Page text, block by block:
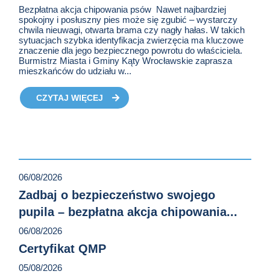
Bezpłatna akcja chipowania psów Nawet najbardziej
spokojny i posłuszny pies może się zgubić – wystarczy
chwila nieuwagi, otwarta brama czy nagły hałas. W takich
sytuacjach szybka identyfikacja zwierzęcia ma kluczowe
znaczenie dla jego bezpiecznego powrotu do właściciela.
Burmistrz Miasta i Gminy Kąty Wrocławskie zaprasza
mieszkańców do udziału w...
CZYTAJ WIĘCEJ
O AKTUALNOŚCI POD
TYTUŁEM ZADBAJ O
06/08/2026
Zadbaj o bezpieczeństwo swojego
pupila – bezpłatna akcja chipowania...
06/08/2026
Certyfikat QMP
05/08/2026